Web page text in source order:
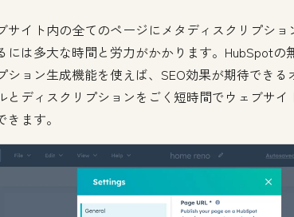
サイト内の全てのページにメタディスクリプショ
には多大な時間と労力がかかります。HubSpotの
ション生成機能を使えば、SEO効果が期待できる
とディスクリプションをごく短時間でウェブサイ
きます。